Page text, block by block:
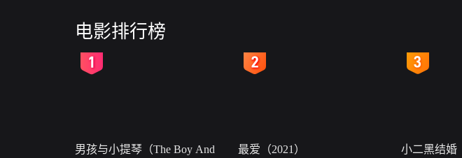
电影排行榜
男孩与小提琴（The Boy And
最爱（2021） 小二黑结婚